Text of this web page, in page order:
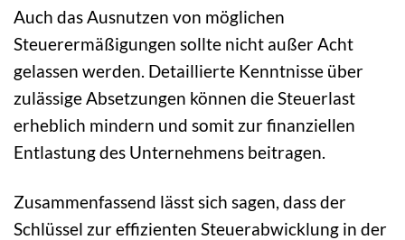
Auch das Ausnutzen von möglichen
Steuerermäßigungen sollte nicht außer Acht
gelassen werden. Detaillierte Kenntnisse über
zulässige Absetzungen können die Steuerlast
erheblich mindern und somit zur finanziellen
Entlastung des Unternehmens beitragen.
Zusammenfassend lässt sich sagen, dass der
Schlüssel zur effizienten Steuerabwicklung in der